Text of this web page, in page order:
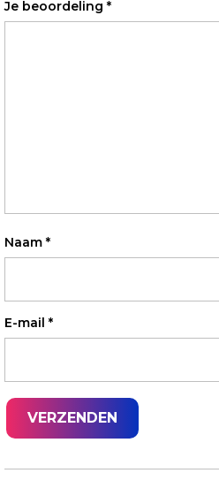
Je beoordeling *
Naam *
E-mail *